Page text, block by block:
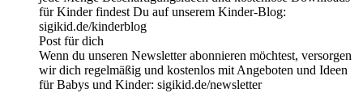
für Kinder findest Du auf unserem Kinder-Blog:
⁠sigikid.de/kinderblog
Post für dich
Wenn du unseren Newsletter abonnieren möchtest, versorgen
wir dich regelmäßig und kostenlos mit Angeboten und Ideen
für Babys und Kinder: ⁠sigikid.de/newsletter⁠